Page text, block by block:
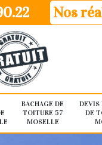
Nos
BACHAGE DE
TOITURE 57
MOSELLE
DEVIS
DE